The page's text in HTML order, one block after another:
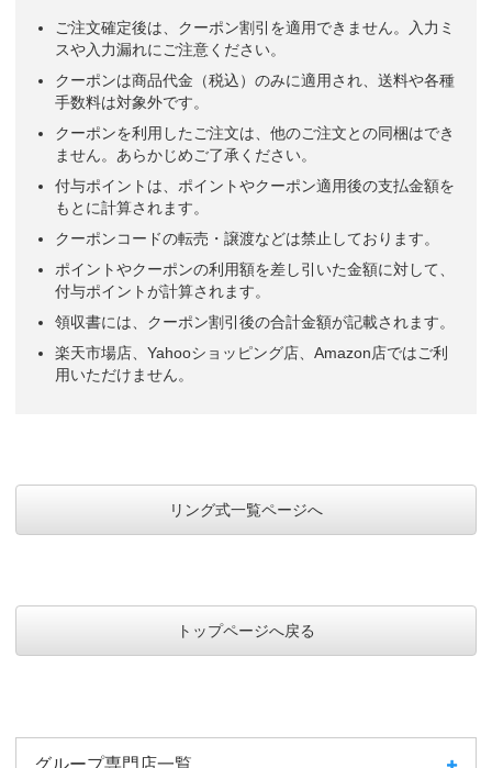
ご注文確定後は、クーポン割引を適用できません。入力ミ
スや入力漏れにご注意ください。
クーポンは商品代金（税込）のみに適用され、送料や各種
手数料は対象外です。
クーポンを利用したご注文は、他のご注文との同梱はでき
ません。あらかじめご了承ください。
付与ポイントは、ポイントやクーポン適用後の支払金額を
もとに計算されます。
クーポンコードの転売・譲渡などは禁止しております。
ポイントやクーポンの利用額を差し引いた金額に対して、
付与ポイントが計算されます。
領収書には、クーポン割引後の合計金額が記載されます。
楽天市場店、Yahooショッピング店、Amazon店ではご利
用いただけません。
リング式一覧ページへ
トップページへ戻る
グループ専門店一覧